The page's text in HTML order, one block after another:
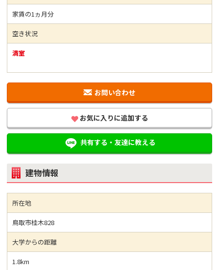
家賃の1ヵ月分
空き状況
満室
お問い合わせ
お気に入りに追加する
共有する・友達に教える
建物情報
所在地
鳥取市桂木828
大学からの距離
1.8km